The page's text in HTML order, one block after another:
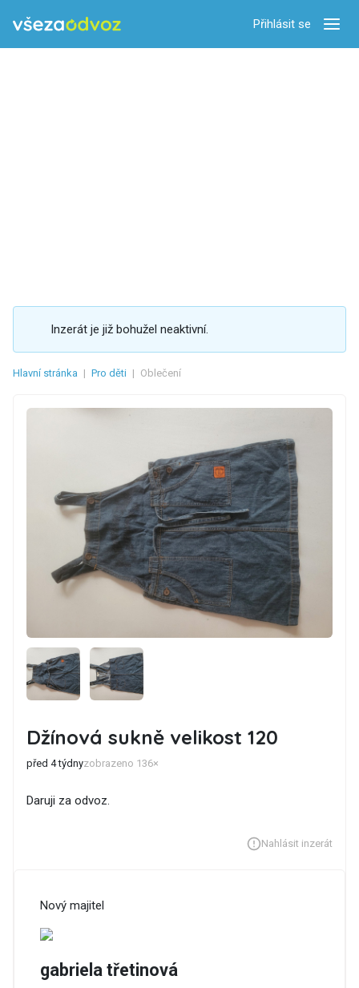
Přihlásit se
Inzerát je již bohužel neaktivní.
Hlavní stránka | Pro děti | Oblečení
Džínová sukně velikost 120
před 4 týdnyzobrazeno 136×
Daruji za odvoz.
Nahlásit inzerát
Nový majitel
gabriela třetinová